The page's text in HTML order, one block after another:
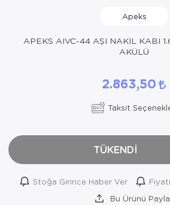
Ortopedi Ürünleri
Ortopedi Ürünleri
Ortopedi Ürünleri
Apeks
APEKS AIVC-44 AŞI NAKİL KABI
AKÜLÜ
2.863,50
Taksit
TÜKENDİ
Stoğa Girince Haber Ver
Bu Ürünü